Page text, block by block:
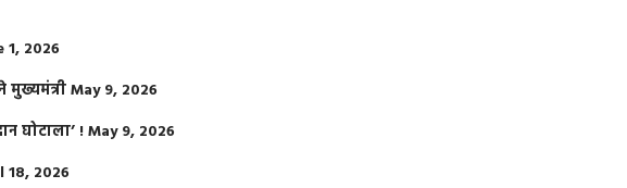
1, 2026
मुख्यमंत्रीMay 9, 2026
घोटाला’ !May 9, 2026
18, 2026